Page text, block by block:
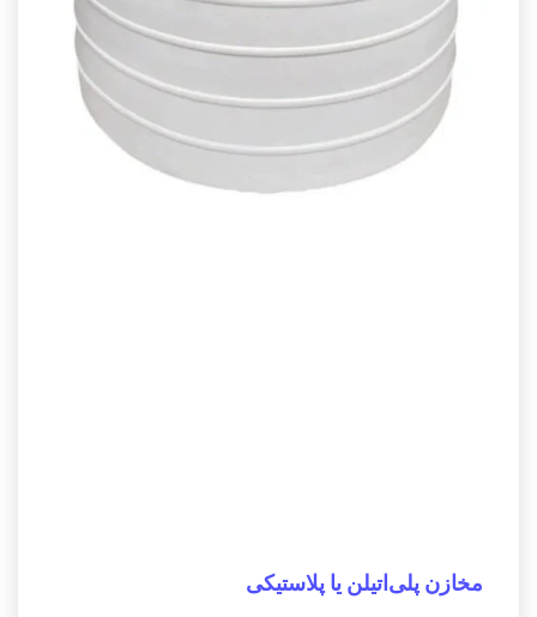
مخازن پلی‌اتیلن یا پلاستیکی